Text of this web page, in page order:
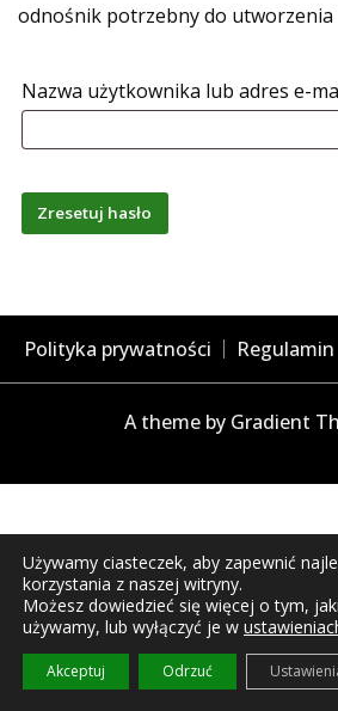
odnośnik potrzebny do utworzenia
Nazwa użytkownika lub adres e-
Zresetuj hasło
Polityka prywatności Regulamin
A theme by Gradient
Używamy ciasteczek, aby zapewnić
korzystania z naszej witryny.
Możesz dowiedzieć się więcej o tym,
używamy, lub wyłączyć je w
Akceptuj Odrzuć